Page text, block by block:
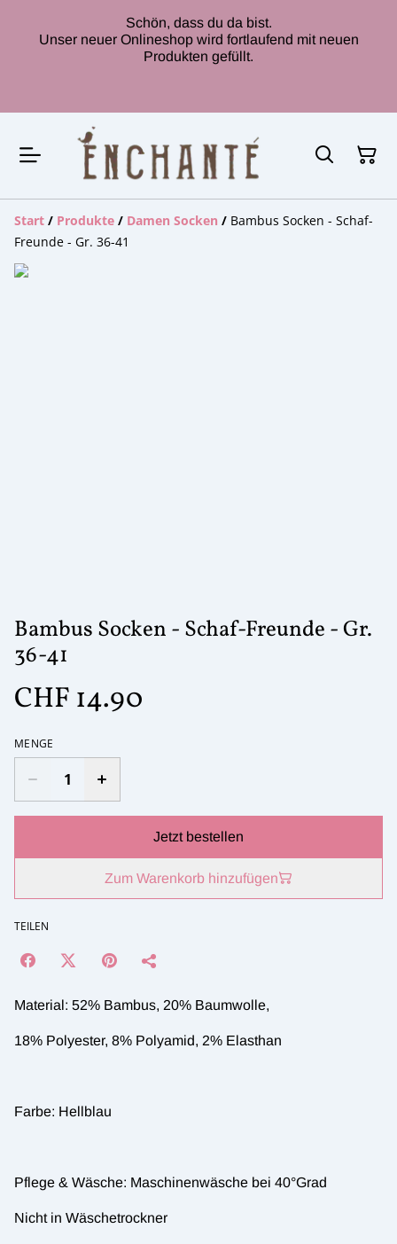
Schön, dass du da bist.
Unser neuer Onlineshop wird fortlaufend mit neuen
Produkten gefüllt.
Start / Produkte / Damen Socken / Bambus Socken - Schaf-
Freunde - Gr. 36-41
Bambus Socken - Schaf-Freunde - Gr.
36-41
CHF 14.90
MENGE
Jetzt bestellen
Zum Warenkorb hinzufügen
TEILEN
Material: 52% Bambus, 20% Baumwolle,
18% Polyester, 8% Polyamid, 2% Elasthan
Farbe: Hellblau
Pflege & Wäsche: Maschinenwäsche bei 40°Grad
Nicht in Wäschetrockner